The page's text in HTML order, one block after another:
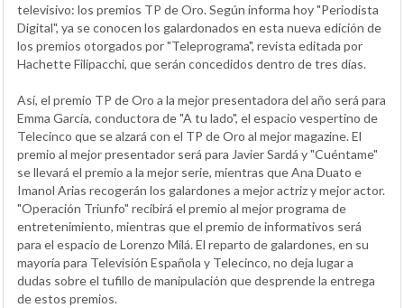
televisivo: los premios TP de Oro. Según informa hoy "Periodista
Digital", ya se conocen los galardonados en esta nueva edición de
los premios otorgados por "Teleprograma", revista editada por
Hachette Filipacchi, que serán concedidos dentro de tres días.
Así, el premio TP de Oro a la mejor presentadora del año será para
Emma García, conductora de "A tu lado", el espacio vespertino de
Telecinco que se alzará con el TP de Oro al mejor magazine. El
premio al mejor presentador será para Javier Sardá y "Cuéntame"
se llevará el premio a la mejor serie, mientras que Ana Duato e
Imanol Arias recogerán los galardones a mejor actriz y mejor actor.
"Operación Triunfo" recibirá el premio al mejor programa de
entretenimiento, mientras que el premio de informativos será
para el espacio de Lorenzo Milá. El reparto de galardones, en su
mayoría para Televisión Española y Telecinco, no deja lugar a
dudas sobre el tufillo de manipulación que desprende la entrega
de estos premios.